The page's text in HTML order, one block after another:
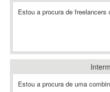
A-GPS
ABAP
Abaqus
ABBYY FineReader
Estou a procura de
Estou a procura de uma